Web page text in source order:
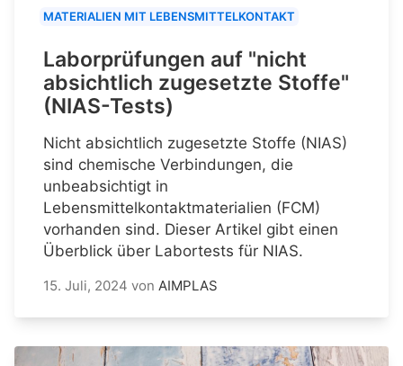
MATERIALIEN MIT LEBENSMITTELKONTAKT
Laborprüfungen auf "nicht
absichtlich zugesetzte Stoffe"
(NIAS-Tests)
Nicht absichtlich zugesetzte Stoffe (NIAS)
sind chemische Verbindungen, die
unbeabsichtigt in
Lebensmittelkontaktmaterialien (FCM)
vorhanden sind. Dieser Artikel gibt einen
Überblick über Labortests für NIAS.
15. Juli, 2024 von AIMPLAS